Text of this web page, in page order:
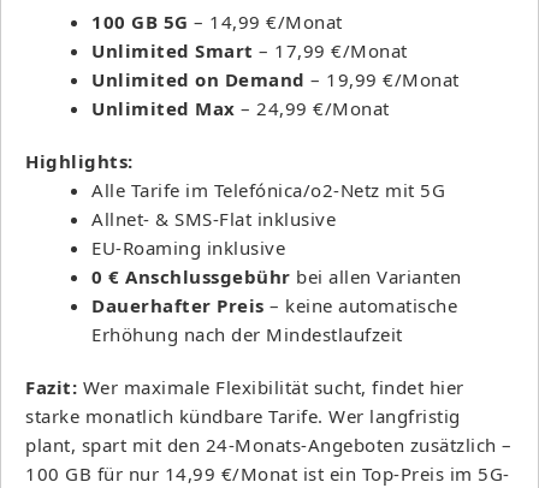
100 GB 5G – 14,99 €/Monat
Unlimited Smart – 17,99 €/Monat
Unlimited on Demand – 19,99 €/Monat
Unlimited Max – 24,99 €/Monat
Highlights:
Alle Tarife im Telefónica/o2-Netz mit 5G
Allnet- & SMS-Flat inklusive
EU-Roaming inklusive
0 € Anschlussgebühr bei allen Varianten
Dauerhafter Preis – keine automatische
Erhöhung nach der Mindestlaufzeit
Fazit: Wer maximale Flexibilität sucht, findet hier
starke monatlich kündbare Tarife. Wer langfristig
plant, spart mit den 24-Monats-Angeboten zusätzlich –
100 GB für nur 14,99 €/Monat ist ein Top-Preis im 5G-